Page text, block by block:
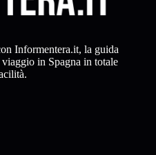
Informentera.it, la guida
in Spagna in totale